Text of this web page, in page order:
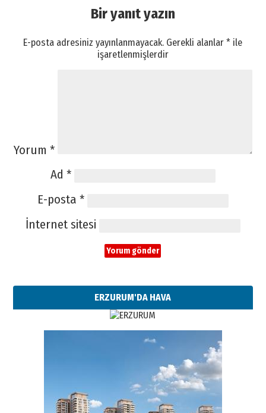
Bir yanıt yazın
E-posta adresiniz yayınlanmayacak. Gerekli alanlar* ile
işaretlenmişlerdir
Yorum *
Ad *
E-posta *
İnternet sitesi
ERZURUM'DA HAVA